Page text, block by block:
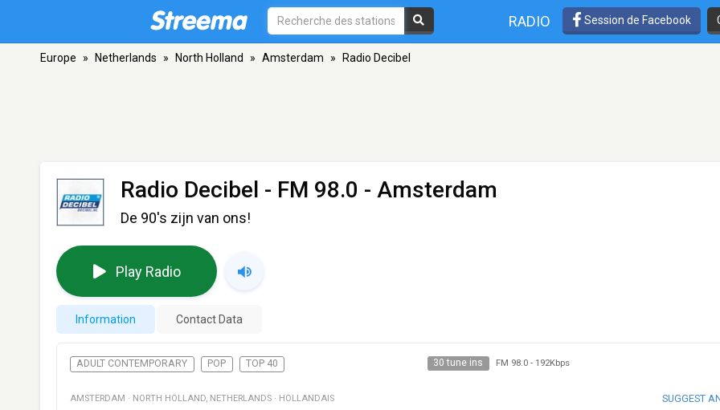
RADIO Session de Facebook
Europe » Netherlands » North Holland » Amsterdam » Radio Decibel
Radio Decibel - FM 98.0 - Amsterdam
De 90's zijn van ons!
Play Radio
Information Contact Data
ADULT CONTEMPORARY POP TOP 40 30 tune ins FM 98.0- 192Kbps
AMSTERDAM · NORTH HOLLAND, NETHERLANDS · HOLLANDAIS SUGGEST